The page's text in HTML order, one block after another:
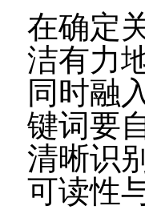
在确定
洁有力
同时融
键词要
清晰识
可读性